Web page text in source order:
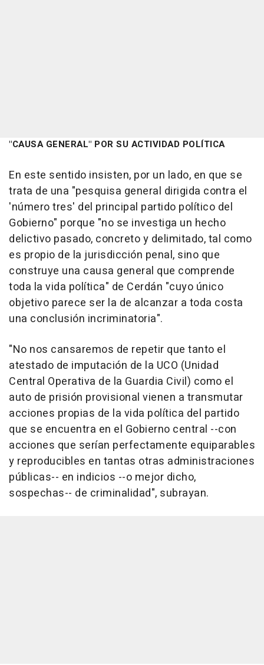
"CAUSA GENERAL" POR SU ACTIVIDAD POLÍTICA
En este sentido insisten, por un lado, en que se
trata de una "pesquisa general dirigida contra el
'número tres' del principal partido político del
Gobierno" porque "no se investiga un hecho
delictivo pasado, concreto y delimitado, tal como
es propio de la jurisdicción penal, sino que
construye una causa general que comprende
toda la vida política" de Cerdán "cuyo único
objetivo parece ser la de alcanzar a toda costa
una conclusión incriminatoria".
"No nos cansaremos de repetir que tanto el
atestado de imputación de la UCO (Unidad
Central Operativa de la Guardia Civil) como el
auto de prisión provisional vienen a transmutar
acciones propias de la vida política del partido
que se encuentra en el Gobierno central --con
acciones que serían perfectamente equiparables
y reproducibles en tantas otras administraciones
públicas-- en indicios --o mejor dicho,
sospechas-- de criminalidad", subrayan.